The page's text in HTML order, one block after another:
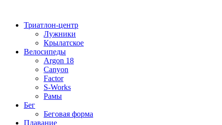
содержимому
Триатлон-центр
Лужники
Крылатское
Велосипеды
Argon 18
Canyon
Factor
S-Works
Рамы
Бег
Беговая форма
Плавание